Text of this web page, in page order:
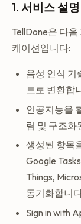
1. 서비스 설명
TellDone은 다
케이션입니다:
음성 인식 기
트로 변환합
인공지능을
림 및 구조화
생성된 항목
Google
Things,
동기화합니
Sign in with